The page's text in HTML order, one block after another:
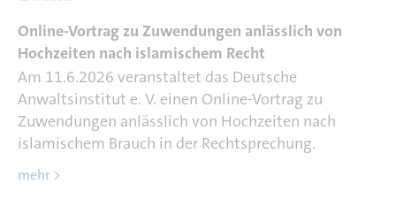
Online-Vortrag zu Zuwendungen anlässlich von
Hochzeiten nach islamischem Recht
Am 11.6.2026 veranstaltet das Deutsche
Anwaltsinstitut e. V. einen Online-Vortrag zu
Zuwendungen anlässlich von Hochzeiten nach
islamischem Brauch in der Rechtsprechung.
mehr >